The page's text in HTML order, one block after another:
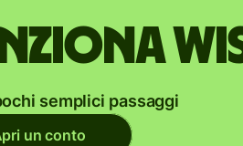
semplici passaggi
un conto